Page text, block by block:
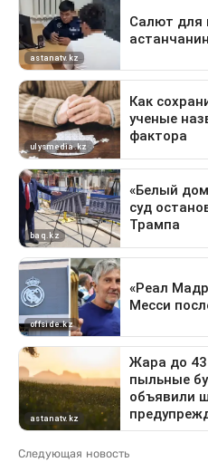
Следующая новость